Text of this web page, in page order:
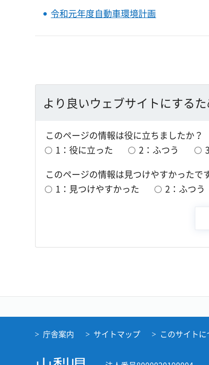
令和元年度自動車環境計画
より良いウェブサイトにする
このページの情報は役に立ちましたか？
1：役に立った
2：ふつう
このページの情報は見つけやすかったで
1：見つけやすかった
2：ふつう
庁舎案内 サイトマップ このサイトに